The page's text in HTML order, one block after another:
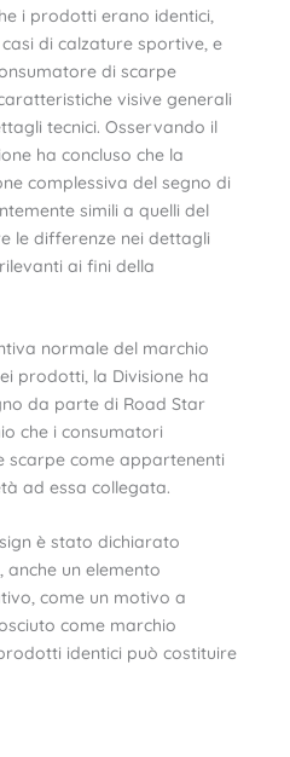
i prodotti erano identici,
di calzature sportive, e
di scarpe
visive generali
tecnici. Osservando il
ha concluso che la
complessiva del segno di
simili a quelli del
le differenze nei dettagli
ai fini della
normale del marchio
prodotti, la Divisione ha
da parte di Road Star
che i consumatori
scarpe come appartenenti
ad essa collegata.
è stato dichiarato
anche un elemento
come un motivo a
come marchio
identici può costituire